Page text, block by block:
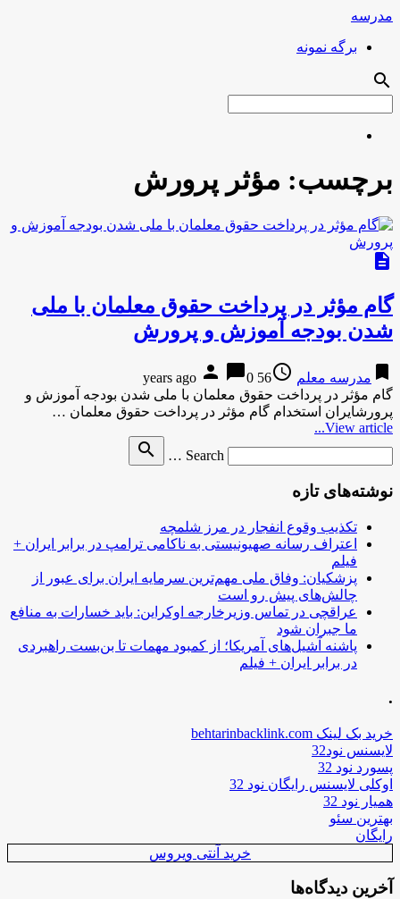
مدرسه
برگه نمونه
search
برچسب: مؤثر پرورش
description
گام مؤثر در پرداخت حقوق معلمان با ملی
شدن بودجه آموزش و پرورش
bookmark مدرسه معلم access_time
56 years ago
person chat_bubble0
گام مؤثر در پرداخت حقوق معلمان با ملی شدن بودجه آموزش و
پرورشایران استخدام گام مؤثر در پرداخت حقوق معلمان …
View article...
Search …
search
نوشته‌های تازه
تکذیب وقوع انفجار در مرز شلمچه
اعتراف رسانه صهیونیستی به ناکامی ترامپ در برابر ایران +
فیلم
پزشکیان: وفاق ملی مهم‌ترین سرمایه ایران برای عبور از
چالش‌های پیش رو است
عراقچی در تماس وزیرخارجه اوکراین: باید خسارات به منافع
ما جبران شود
پاشنه آشیل‌های آمریکا؛ از کمبود مهمات تا بن‌بست راهبردی
در برابر ایران + فیلم
.
خرید بک لینک behtarinbacklink.com
لایسنس نود32
پسورد نود 32
اوکلی لایسنس رایگان نود 32
همیار نود 32
بهترین سئو
رایگان
خرید آنتی ویروس
آخرین دیدگاه‌ها